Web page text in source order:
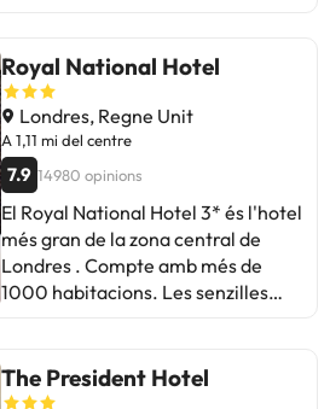
Royal National Hotel
Londres, Regne Unit
A 1,11 mi del centre
7.9 14980 opinions
El Royal National Hotel 3* és l'hotel
més gran de la zona central de
Londres . Compte amb més de
1000 habitacions. Les senzilles
independent, telèfon, televisió i
servei de cafè i te. Ideals per
The President Hotel